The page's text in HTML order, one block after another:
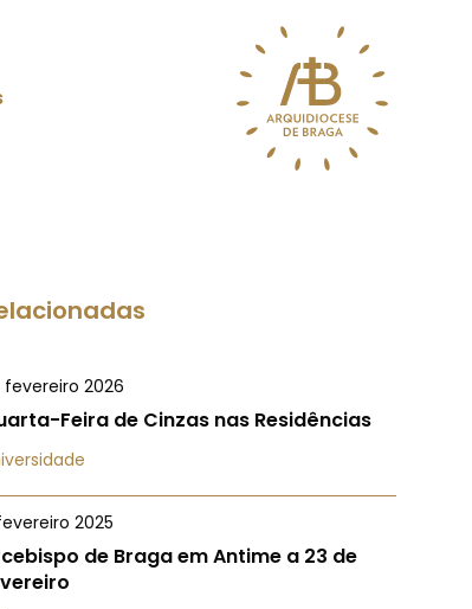
fevereiro 2026
Feira de Cinzas nas Residências
2025
de Braga em Antime a 23 de